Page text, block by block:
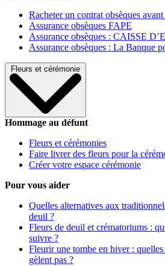
Racheter un contrat obsèques
Assurance obsèques FAPE
Assurance obsèques : CAISSE
Assurance obsèques : La Banque
Fleurs et cérémonie
Hommage au défunt
Fleurs et cérémonies
Faire livrer des fleurs pour la
Créer votre espace cérémonie
Pour vous aider
Quelles alternatives aux
deuil ?
Fleurs de deuil et crématoriums :
suivre ?
Fleurir une tombe en hiver :
gèlent pas ?